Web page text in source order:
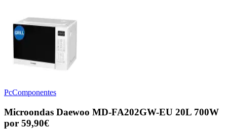
PcComponentes
Microondas Daewoo MD-FA202GW-EU 20L 700W
por 59,90€